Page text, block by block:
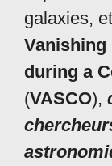
galaxies,
Vanishing
during a
(VASCO),